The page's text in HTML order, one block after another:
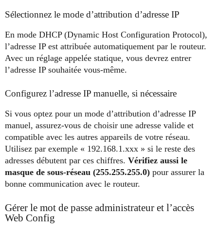
Sélectionnez le mode d’attribution d’adresse IP
En mode DHCP (Dynamic Host Configuration Protocol),
l’adresse IP est attribuée automatiquement par le routeur.
Avec un réglage appelée statique, vous devrez entrer
l’adresse IP souhaitée vous-même.
Configurez l’adresse IP manuelle, si nécessaire
Si vous optez pour un mode d’attribution d’adresse IP
manuel, assurez-vous de choisir une adresse valide et
compatible avec les autres appareils de votre réseau.
Utilisez par exemple « 192.168.1.xxx » si le reste des
adresses débutent par ces chiffres. Vérifiez aussi le
masque de sous-réseau (255.255.255.0) pour assurer la
bonne communication avec le routeur.
Gérer le mot de passe administrateur et l’accès
Web Config